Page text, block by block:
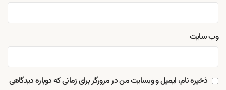
وب‌ سایت
ذخیره نام، ایمیل و وبسایت من در مرورگر برای زمانی که دوباره دیدگاهی